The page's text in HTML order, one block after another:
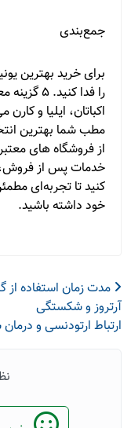
جمع‌بندی
برای خرید بهترین
را فدا
اکباتان، ایلیا و
مطب شما بهترین
از فروشگاه های
خدمات پس از فروش،
کنید تا تجربه‌ای
خود داشته باشید.
مدت زمان استفاده
آرتروز و شکستگی
ارتباط ارتودنسی و